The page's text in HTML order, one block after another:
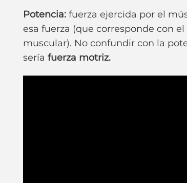
Potencia: fuerza ejercida por el
esa fuerza (que corresponde con
muscular). No confundir con la
sería fuerza motriz.